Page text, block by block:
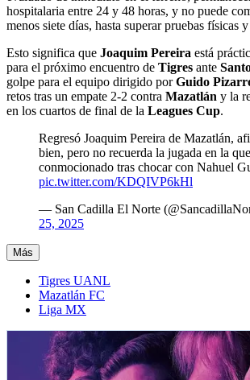
hospitalaria entre 24 y 48 horas, y no puede
menos siete días, hasta superar pruebas físicas
Esto significa que Joaquim Pereira está
para el próximo encuentro de Tigres ante
golpe para el equipo dirigido porGuido
retos tras un empate 2-2 contra Mazatlán y la
en los cuartos de final de la Leagues Cup.
Regresó Joaquim Pereira de Mazatlán,
bien, pero no recuerda la jugada en la
conmocionado tras chocar con Nahuel
pic.twitter.com/KDQIVP6kHl
— San Cadilla El Norte
25, 2025
Más
Tigres UANL
Mazatlán FC
Liga MX